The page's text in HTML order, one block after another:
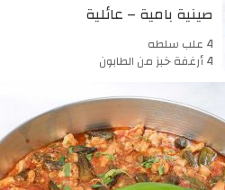
صينية بامية – عائلية
4 علب سلطه
4 أرغفة خبز من الطابون